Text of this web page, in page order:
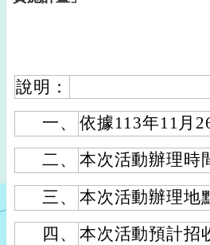
說明：
一、
依據113年11月
二、
本次活動辦理時
三、
本次活動辦理地
四、
本次活動預計招